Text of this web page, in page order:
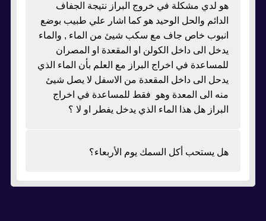
هو لدي مشكلة في خروج البراز نتيجة الجفاف
الدائم والحل الوحيد هو كما اشار علي طبيب بوضع
انبوب خاص جاف مع سكب شيئ من الماء , والماء
يدخل الى داخل الكولن او المقعدة او المصران
للمساعدة في اخراج البراز مع العلم بأن الماء الذي
يدحل الى داخل المقعدة من الاسفل لا يصل شيئ
منه الى المعدة وهو فقط للمساعدة في اخراج
البراز هل هذا الماء الذي يدخل يفطر او لا ؟
هل يستحب أكل السمك يوم الأربعاء؟